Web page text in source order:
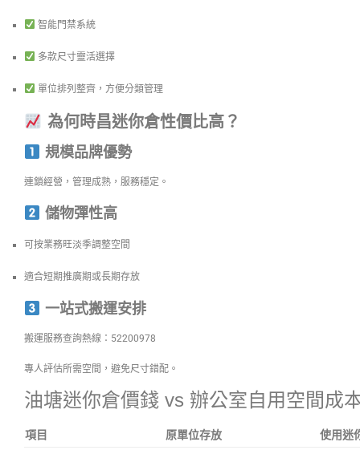
智能門禁系統
多款尺寸靈活選擇
單位排列整齊，方便分類管理
為何時昌迷你倉性價比高？
規模品牌優勢
連鎖經營，管理成熟，服務穩定。
儲物彈性高
可按業務旺淡季調整空間
適合短期推廣期或長期存放
一站式搬運安排
搬運服務查詢熱線：52200978
專人評估所需空間，避免尺寸錯配。
油塘迷你倉價錢 vs 辦公室自用空間成
項目 原單位存放 使用迷